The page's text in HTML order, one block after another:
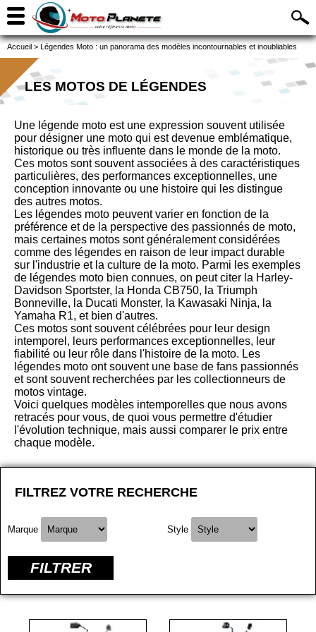
Accueil > Légendes Moto : un panorama des modèles incontournables et inoubliables
LES MOTOS DE LÉGENDES
Une légende moto est une expression souvent utilisée
pour désigner une moto qui est devenue emblématique,
historique ou très influente dans le monde de la moto.
Ces motos sont souvent associées à des caractéristiques
particulières, des performances exceptionnelles, une
conception innovante ou une histoire qui les distingue
des autres motos.
Les légendes moto peuvent varier en fonction de la
préférence et de la perspective des passionnés de moto,
mais certaines motos sont généralement considérées
comme des légendes en raison de leur impact durable
sur l'industrie et la culture de la moto. Parmi les exemples
de légendes moto bien connues, on peut citer la Harley-
Davidson Sportster, la Honda CB750, la Triumph
Bonneville, la Ducati Monster, la Kawasaki Ninja, la
Yamaha R1, et bien d'autres.
Ces motos sont souvent célébrées pour leur design
intemporel, leurs performances exceptionnelles, leur
fiabilité ou leur rôle dans l'histoire de la moto. Les
légendes moto ont souvent une base de fans passionnés
et sont souvent recherchées par les collectionneurs de
motos vintage.
Voici quelques modèles intemporelles que nous avons
retracés pour vous, de quoi vous permettre d'étudier
l'évolution technique, mais aussi comparer le prix entre
chaque modèle.
FILTREZ VOTRE RECHERCHE
Marque Style
FILTRER